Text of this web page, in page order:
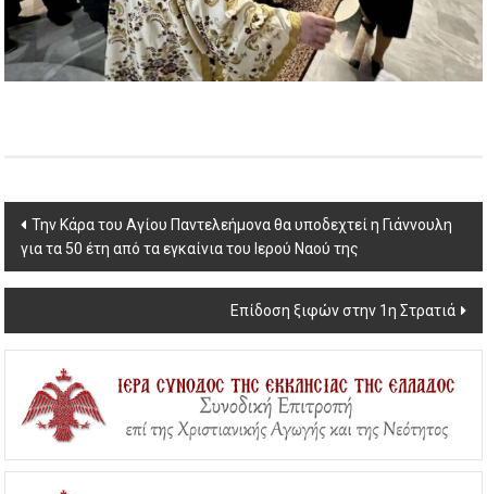
Post
navigation
Την Κάρα του Αγίου Παντελεήμονα θα υποδεχτεί η Γιάννουλη
για τα 50 έτη από τα εγκαίνια του Ιερού Ναού της
Επίδοση ξιφών στην 1η Στρατιά